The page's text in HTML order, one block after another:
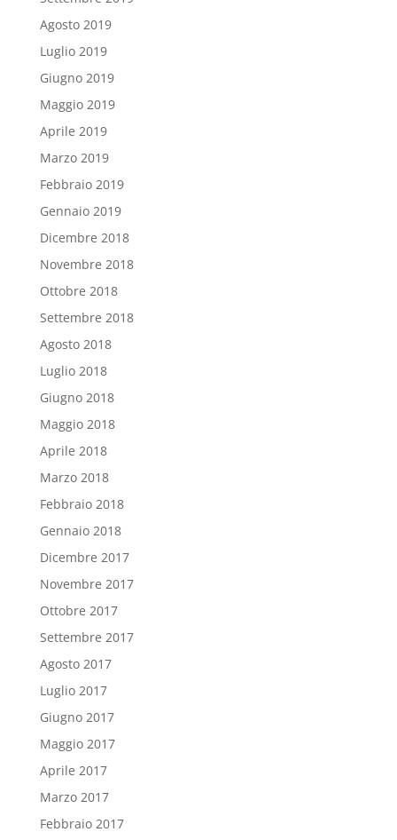
Agosto 2019
Luglio 2019
Giugno 2019
Maggio 2019
Aprile 2019
Marzo 2019
Febbraio 2019
Gennaio 2019
Dicembre 2018
Novembre 2018
Ottobre 2018
Settembre 2018
Agosto 2018
Luglio 2018
Giugno 2018
Maggio 2018
Aprile 2018
Marzo 2018
Febbraio 2018
Gennaio 2018
Dicembre 2017
Novembre 2017
Ottobre 2017
Settembre 2017
Agosto 2017
Luglio 2017
Giugno 2017
Maggio 2017
Aprile 2017
Marzo 2017
Febbraio 2017